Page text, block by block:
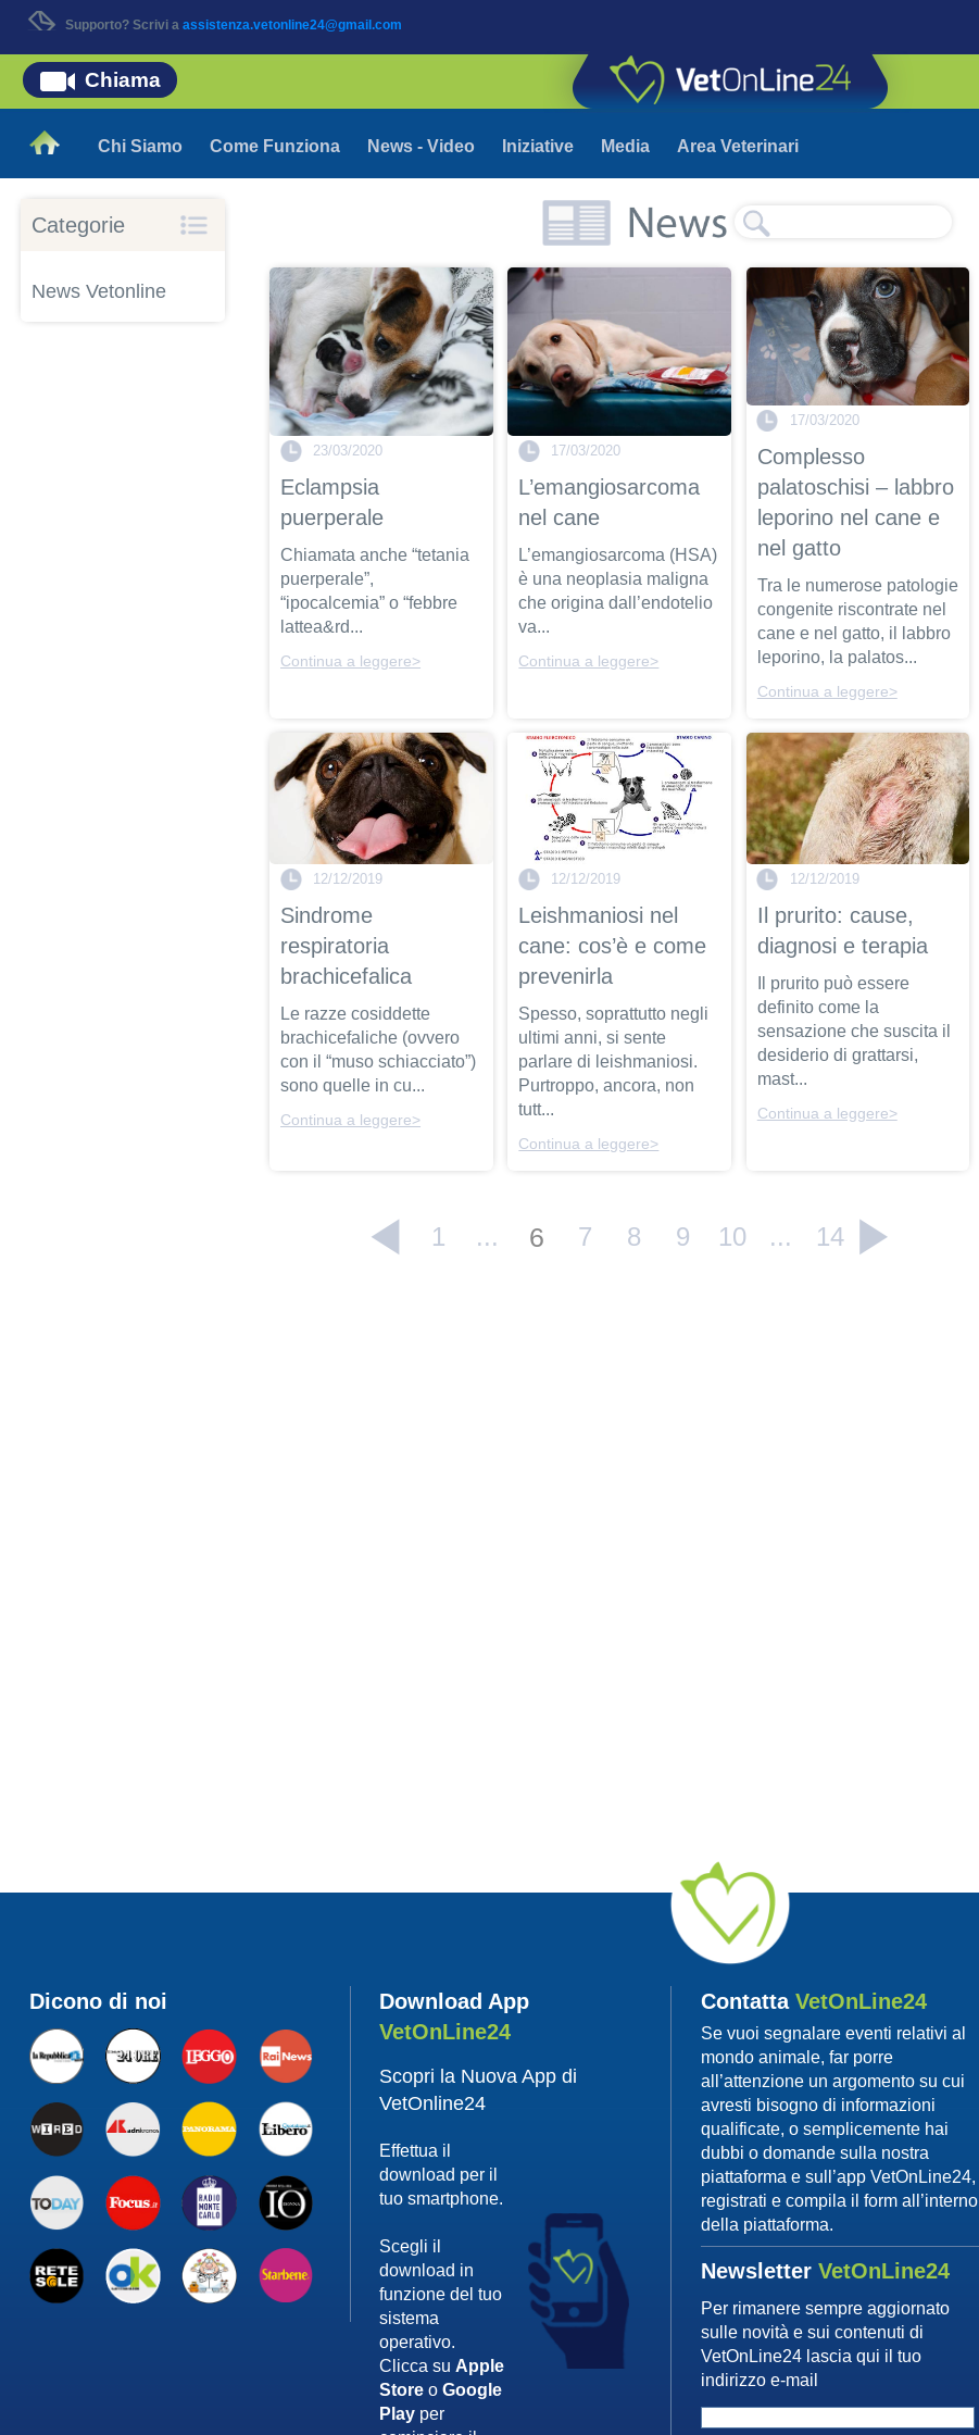
Supporto? Scrivi a assistenza.vetonline24@gmail.com
Chi Siamo Come Funziona News - Video Iniziative Media Area Veterinari
Chiama
Categorie
News Vetonline
23/03/2020
Eclampsia
puerperale
Chiamata anche “tetania
puerperale”,
“ipocalcemia” o “febbre
lattea&rd...
Continua a leggere>
17/03/2020
L’emangiosarcoma
nel cane
L’emangiosarcoma (HSA)
è una neoplasia maligna
che origina dall’endotelio
va...
Continua a leggere>
17/03/2020
Complesso
palatoschisi – labbro
leporino nel cane e
nel gatto
Tra le numerose patologie
congenite riscontrate nel
cane e nel gatto, il labbro
leporino, la palatos...
Continua a leggere>
12/12/2019
Sindrome
respiratoria
brachicefalica
Le razze cosiddette
brachicefaliche (ovvero
con il “muso schiacciato”)
sono quelle in cu...
Continua a leggere>
12/12/2019
Leishmaniosi nel
cane: cos’è e come
prevenirla
Spesso, soprattutto negli
ultimi anni, si sente
parlare di leishmaniosi.
Purtroppo, ancora, non
tutt...
Continua a leggere>
12/12/2019
Il prurito: cause,
diagnosi e terapia
Il prurito può essere
definito come la
sensazione che suscita il
desiderio di grattarsi,
mast...
Continua a leggere>
1 ... 6 7 8 9 10 ... 14
Dicono di noi
Download App
VetOnLine24
Scopri la Nuova App di
VetOnline24
Effettua il
download per il
tuo smartphone.
Scegli il
download in
funzione del tuo
sistema
operativo.
Clicca suApple
Store oGoogle
Play per
ContattaVetOnLine24
Se vuoi segnalare eventi relativi al
mondo animale, far porre
all’attenzione un argomento su cui
avresti bisogno di informazioni
qualificate, o semplicemente hai
dubbi o domande sulla nostra
piattaforma e sull’app VetOnLine24,
registrati e compila il form all’interno
della piattaforma.
NewsletterVetOnLine24
Per rimanere sempre aggiornato
sulle novità e sui contenuti di
VetOnLine24 lascia qui il tuo
indirizzo e-mail